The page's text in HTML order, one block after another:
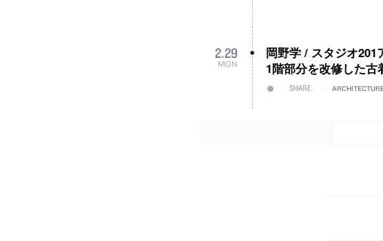
2.29
MON
岡野学 / スタジオ201
1階部分を改修した
SHARE